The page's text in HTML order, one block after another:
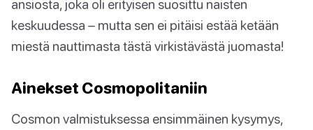
ansiosta, joka oli erityisen suosittu naisten
keskuudessa – mutta sen ei pitäisi estää ketään
miestä nauttimasta tästä virkistävästä juomasta!
Ainekset Cosmopolitaniin
Cosmon valmistuksessa ensimmäinen kysymys,